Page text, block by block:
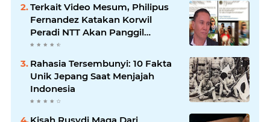
Terkait Video Mesum, Philipus
Fernandez Katakan Korwil
Peradi NTT Akan Panggil
Oknum Advokat
Rahasia Tersembunyi: 10 Fakta
Unik Jepang Saat Menjajah
Indonesia